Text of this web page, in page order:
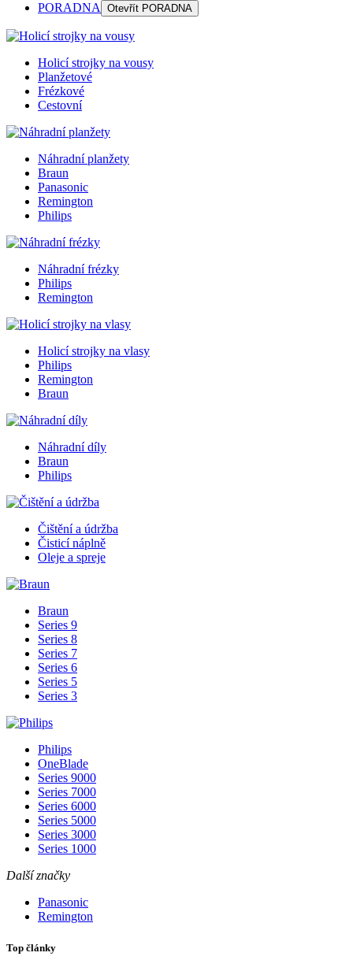
PORADNA Otevřít PORADNA
Holicí strojky na vousy
Planžetové
Frézkové
Cestovní
Náhradní planžety
Braun
Panasonic
Remington
Philips
Náhradní frézky
Philips
Remington
Holicí strojky na vlasy
Philips
Remington
Braun
Náhradní díly
Braun
Philips
Čištění a údržba
Čisticí náplně
Oleje a spreje
Braun
Series 9
Series 8
Series 7
Series 6
Series 5
Series 3
Philips
OneBlade
Series 9000
Series 7000
Series 6000
Series 5000
Series 3000
Series 1000
Další značky
Panasonic
Remington
Top články